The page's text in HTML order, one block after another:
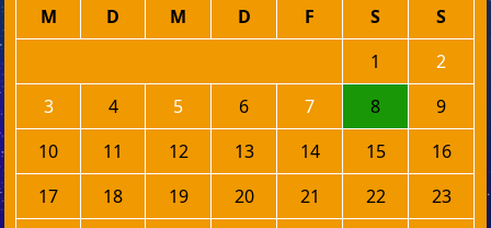
M D M D F S
S
1
2
3
4 5 6 7 8
9
10
11 12 13 14 15
16
17
18 19 20 21 22
23